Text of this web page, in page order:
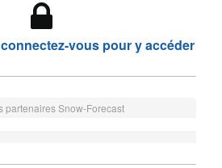
vous pour y accéder
partenaires Snow-Forecast